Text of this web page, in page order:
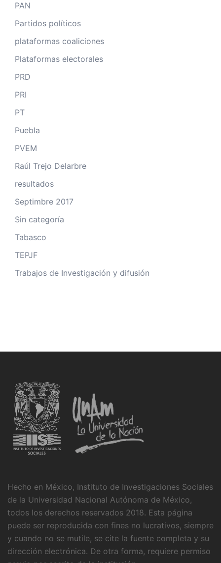
PAN
Partidos políticos
plataformas coaliciones
Plataformas electorales
PRD
PRI
PT
Puebla
PVEM
Raúl Trejo Delarbre
resultados
Septimbre 2017
Sin categoría
Tabasco
TEPJF
Trabajos de Investigación y difusión
Hecho en México, Instituto de Investigaciones Sociales
de la Universidad Nacional Autónoma de México,
todos los derechos reservados 2018. Esta página
puede ser reproducida con fines no lucrativos, siempre
y cuando no se mutile, se cite la fuente completa y su
dirección electrónica. De otra forma, requiere permiso